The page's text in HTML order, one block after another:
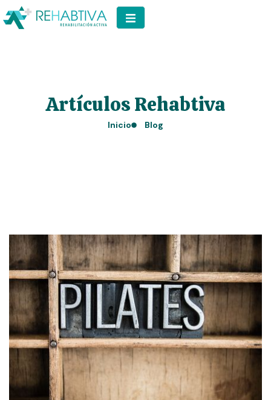
Artículos Rehabtiva
Inicio Blog